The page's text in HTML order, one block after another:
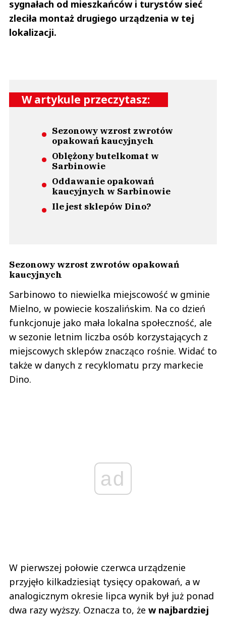
sygnałach od mieszkańców i turystów sieć
zleciła montaż drugiego urządzenia w tej
lokalizacji.
W artykule przeczytasz:
Sezonowy wzrost zwrotów
opakowań kaucyjnych
Oblężony butelkomat w
Sarbinowie
Oddawanie opakowań
kaucyjnych w Sarbinowie
Ile jest sklepów Dino?
Sezonowy wzrost zwrotów opakowań
kaucyjnych
Sarbinowo to niewielka miejscowość w gminie
Mielno, w powiecie koszalińskim. Na co dzień
funkcjonuje jako mała lokalna społeczność, ale
w sezonie letnim liczba osób korzystających z
miejscowych sklepów znacząco rośnie. Widać to
także w danych z recyklomatu przy markecie
Dino.
ad
W pierwszej połowie czerwca urządzenie
przyjęło kilkadziesiąt tysięcy opakowań, a w
analogicznym okresie lipca wynik był już ponad
dwa razy wyższy. Oznacza to, że w najbardziej